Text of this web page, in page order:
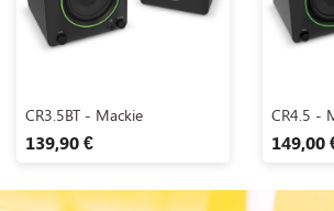
 Aperçu rapide
CR3.5BT - Mackie
139,90 €

CR4.5 -
149,00